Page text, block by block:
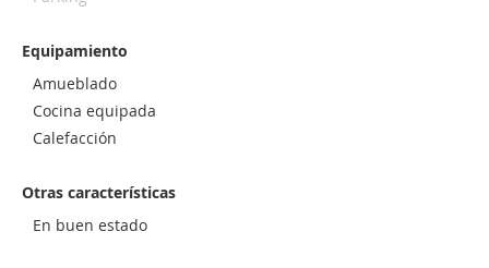
Equipamiento
Amueblado
Cocina equipada
Calefacción
Otras características
En buen estado